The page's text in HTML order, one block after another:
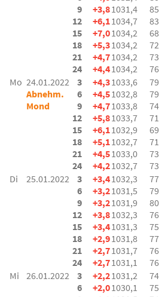
9
12
15
18
21
24
+3,8
+6,1
+7,0
+5,3
+4,7
+4,4
1031,4
1034,7
1034,2
1034,2
1034,2
1034,2
85
83
68
72
73
76
Mo 24.01.2022
Abnehm.
Mond
3
6
9
12
15
18
21
24
+4,3
+4,5
+4,7
+5,8
+6,1
+5,1
+4,5
+4,2
1033,6
1032,8
1033,8
1033,7
1032,9
1032,7
1033,0
1032,7
79
79
74
71
69
71
73
73
Di
25.01.2022
3
6
9
12
15
18
21
24
+3,4
+3,2
+3,2
+3,8
+3,4
+2,9
+2,7
+2,7
1032,3
1031,5
1031,9
1032,3
1031,3
1031,8
1031,7
1031,1
77
79
80
76
75
77
76
76
Mi
26.01.2022
3
6
+2,2
+2,0
1031,2
1030,1
74
75